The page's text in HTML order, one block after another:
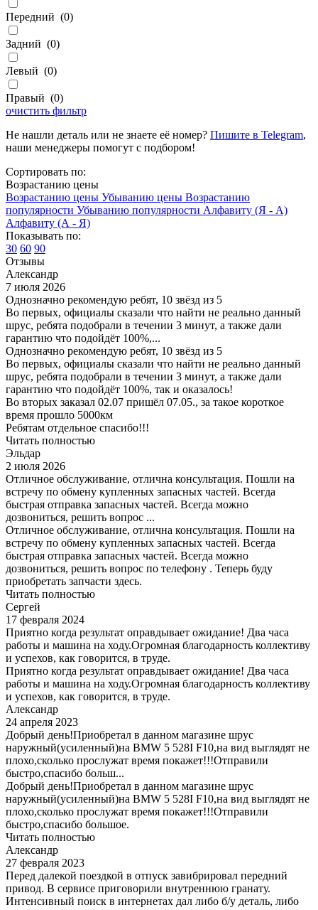
Передний (0)
Задний (0)
Левый (0)
Правый (0)
очистить фильтр
Не нашли деталь или не знаете её номер? Пишите в Telegram,
наши менеджеры помогут с подбором!
Сортировать по:
Возрастанию цены
Возрастанию цены Убыванию цены Возрастанию
популярности Убыванию популярности Алфавиту (Я - А)
Алфавиту (А - Я)
Показывать по:
30 60 90
Отзывы
Александр
7 июля 2026
Однозначно рекомендую ребят, 10 звёзд из 5
Во первых, официалы сказали что найти не реально данный
шрус, ребята подобрали в течении 3 минут, а также дали
гарантию что подойдёт 100%,...
Однозначно рекомендую ребят, 10 звёзд из 5
Во первых, официалы сказали что найти не реально данный
шрус, ребята подобрали в течении 3 минут, а также дали
гарантию что подойдёт 100%, так и оказалось!
Во вторых заказал 02.07 пришёл 07.05., за такое короткое
время прошло 5000км
Ребятам отдельное спасибо!!!
Читать полностью
Эльдар
2 июля 2026
Отличное обслуживание, отлична консультация. Пошли на
встречу по обмену купленных запасных частей. Всегда
быстрая отправка запасных частей. Всегда можно
дозвониться, решить вопрос ...
Отличное обслуживание, отлична консультация. Пошли на
встречу по обмену купленных запасных частей. Всегда
быстрая отправка запасных частей. Всегда можно
дозвониться, решить вопрос по телефону . Теперь буду
приобретать запчасти здесь.
Читать полностью
Сергей
17 февраля 2024
Приятно когда результат оправдывает ожидание! Два часа
работы и машина на ходу.Огромная благодарность коллективу
и успехов, как говорится, в труде.
Приятно когда результат оправдывает ожидание! Два часа
работы и машина на ходу.Огромная благодарность коллективу
и успехов, как говорится, в труде.
Александр
24 апреля 2023
Добрый день!Приобретал в данном магазине шрус
наружный(усиленный)на BMW 5 528I F10,на вид выглядят не
плохо,сколько прослужат время покажет!!!Отправили
быстро,спасибо больш...
Добрый день!Приобретал в данном магазине шрус
наружный(усиленный)на BMW 5 528I F10,на вид выглядят не
плохо,сколько прослужат время покажет!!!Отправили
быстро,спасибо большое.
Читать полностью
Александр
27 февраля 2023
Перед далекой поездкой в отпуск завибрировал передний
привод. В сервисе приговорили внутреннюю гранату.
Интенсивный поиск в интернетах дал либо б/у деталь, либо